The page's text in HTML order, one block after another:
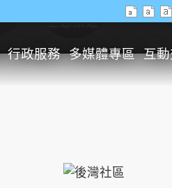
行政服務 多媒體專區 互
生態旅遊